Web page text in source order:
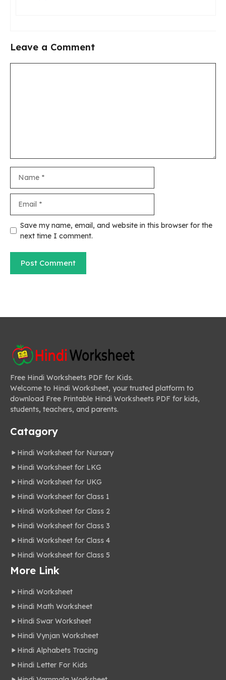
Leave a Comment
Save my name, email, and website in this browser for the
next time I comment.
Free Hindi Worksheets PDF for Kids.
Welcome to Hindi Worksheet, your trusted platform to
download Free Printable Hindi Worksheets PDF for kids,
students, teachers, and parents.
Catagory
Hindi Worksheet for Nursary
Hindi Worksheet for LKG
Hindi Worksheet for UKG
Hindi Worksheet for Class 1
Hindi Worksheet for Class 2
Hindi Worksheet for Class 3
Hindi Worksheet for Class 4
Hindi Worksheet for Class 5
More Link
Hindi Worksheet
Hindi Math Worksheet
Hindi Swar Worksheet
Hindi Vynjan Worksheet
Hindi Alphabets Tracing
Hindi Letter For Kids